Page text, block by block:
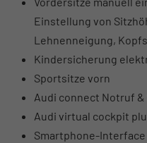
Einstellung von
Lehnenneigung,
Kindersicherung
Sportsitze vorn
Audi connect Notruf &
Audi virtual cockpit
Smartphone-Interface